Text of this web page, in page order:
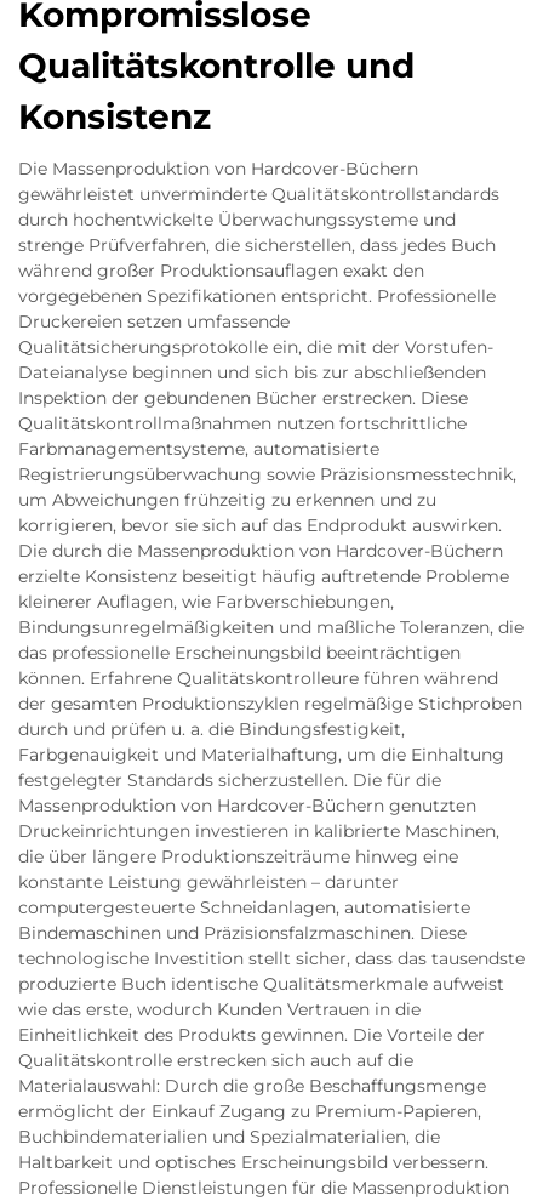
Kompromisslose
Qualitätskontrolle und
Konsistenz
Die Massenproduktion von Hardcover-Büchern
gewährleistet unverminderte Qualitätskontrollstandards
durch hochentwickelte Überwachungssysteme und
strenge Prüfverfahren, die sicherstellen, dass jedes Buch
während großer Produktionsauflagen exakt den
vorgegebenen Spezifikationen entspricht. Professionelle
Druckereien setzen umfassende
Qualitätsicherungsprotokolle ein, die mit der Vorstufen-
Dateianalyse beginnen und sich bis zur abschließenden
Inspektion der gebundenen Bücher erstrecken. Diese
Qualitätskontrollmaßnahmen nutzen fortschrittliche
Farbmanagementsysteme, automatisierte
Registrierungsüberwachung sowie Präzisionsmesstechnik,
um Abweichungen frühzeitig zu erkennen und zu
korrigieren, bevor sie sich auf das Endprodukt auswirken.
Die durch die Massenproduktion von Hardcover-Büchern
erzielte Konsistenz beseitigt häufig auftretende Probleme
kleinerer Auflagen, wie Farbverschiebungen,
Bindungsunregelmäßigkeiten und maßliche Toleranzen, die
das professionelle Erscheinungsbild beeinträchtigen
können. Erfahrene Qualitätskontrolleure führen während
der gesamten Produktionszyklen regelmäßige Stichproben
durch und prüfen u. a. die Bindungsfestigkeit,
Farbgenauigkeit und Materialhaftung, um die Einhaltung
festgelegter Standards sicherzustellen. Die für die
Massenproduktion von Hardcover-Büchern genutzten
Druckeinrichtungen investieren in kalibrierte Maschinen,
die über längere Produktionszeiträume hinweg eine
konstante Leistung gewährleisten – darunter
computergesteuerte Schneidanlagen, automatisierte
Bindemaschinen und Präzisionsfalzmaschinen. Diese
technologische Investition stellt sicher, dass das tausendste
produzierte Buch identische Qualitätsmerkmale aufweist
wie das erste, wodurch Kunden Vertrauen in die
Einheitlichkeit des Produkts gewinnen. Die Vorteile der
Qualitätskontrolle erstrecken sich auch auf die
Materialauswahl: Durch die große Beschaffungsmenge
ermöglicht der Einkauf Zugang zu Premium-Papieren,
Buchbindematerialien und Spezialmaterialien, die
Haltbarkeit und optisches Erscheinungsbild verbessern.
Professionelle Dienstleistungen für die Massenproduktion